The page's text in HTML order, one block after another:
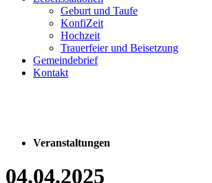
Geburt und Taufe
KonfiZeit
Hochzeit
Trauerfeier und Beisetzung
Gemeindebrief
Kontakt
Veranstaltungen
04.04.2025